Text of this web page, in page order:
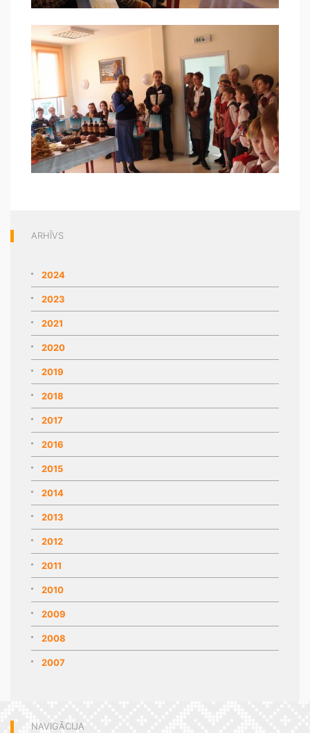
ARHĪVS
2024
2023
2021
2020
2019
2018
2017
2016
2015
2014
2013
2012
2011
2010
2009
2008
2007
NAVIGĀCIJA